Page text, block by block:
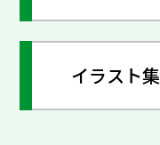
イラスト集